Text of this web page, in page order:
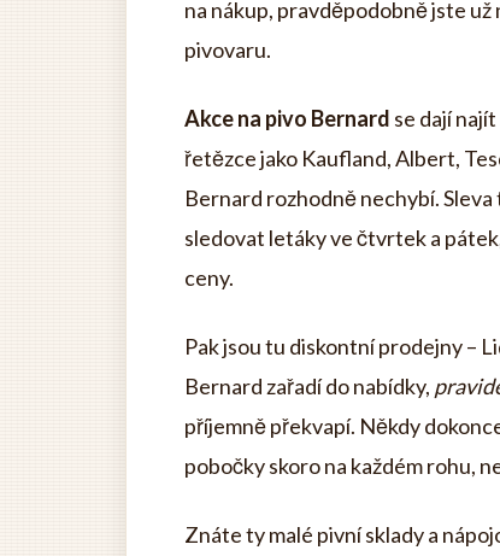
na nákup, pravděpodobně jste
pivovaru.
Akce na pivo Bernard se dají
řetězce jako Kaufland, Albert,
Bernard rozhodně nechybí.
sledovat letáky ve čtvrtek a
ceny.
Pak jsou tu diskontní prodejny –
Bernard zařadí do nabídky,
příjemně překvapí. Někdy
pobočky skoro na každém rohu,
Znáte ty malé pivní sklady a